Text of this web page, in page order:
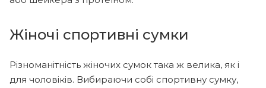
Жіночі спортивні сумки
Різноманітність жіночих сумок така ж велика, як і
для чоловіків. Вибираючи собі спортивну сумку,